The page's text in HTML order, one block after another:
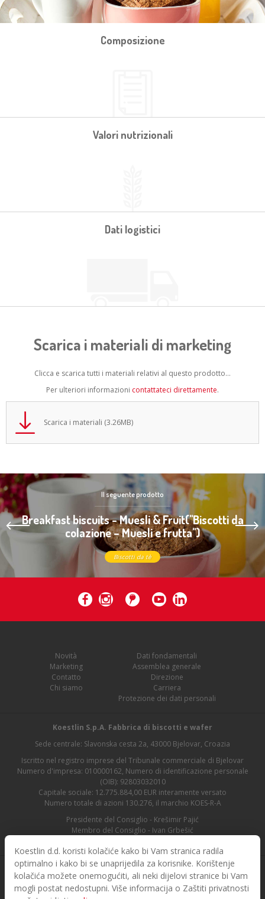
Koestlin d.d. koristi kolačiće kako bi Vam stranica radila
optimalno i kako bi se unaprijedila za korisnike. Korištenje
kolačića možete onemogućiti, ali neki dijelovi stranice bi Vam
mogli postat nedostupni. Više informacija o Zaštiti privatnosti
Composizione
Valori nutrizionali
Dati logistici
Scarica i materiali di marketing
Clicca e scarica tutti i materiali relativi al questo prodotto...
Per ulteriori informazioni contattateci direttamente.
Scarica i materiali (3.26MB)
Il seguente prodotto
Breakfast biscuits - Muesli & Fruit(''Biscotti da
colazione – Muesli e frutta'')
Biscotti da tè
Novità
Marketing
Contatto
Chi siamo
Dati fondamentali
Assemblea generale
Direzione
Carriera
Protezione dei dati personali
Koestlin S.p.A. Fabbrica di biscotti e wafer
Sede centrale: Slavonska cesta 2a, 43000 Bjelovar, Croazia
Iscritto nel registro imprese del Tribunale commerciale di Bjelovar
Numero d'impresa: 010000162, Numero di identificazione personale
(OIB): 92803032010
Capitale sociale: 12.775.884,00 EUR interamente versato
Numero totale di azioni 130.276, il marchio KOES-R-A
Presidente del Consiglio - Krešimir Pajić
Membro del Consiglio - Ivan Grbešić